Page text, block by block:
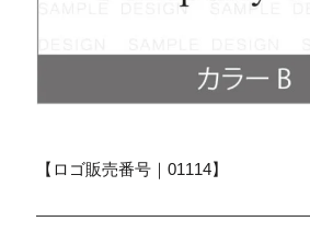
【ロゴ販売番号｜01114】